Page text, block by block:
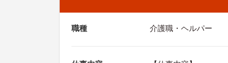
職種 介護職・ヘルパー